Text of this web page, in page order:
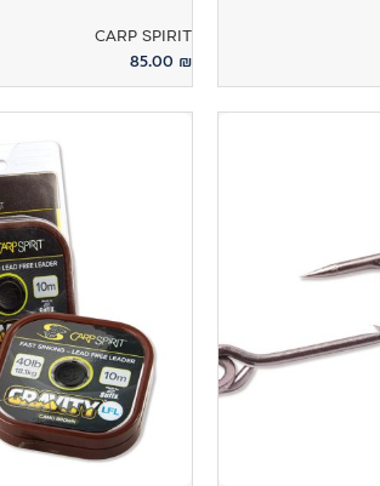
CARP SPIRIT
85.00 ₪